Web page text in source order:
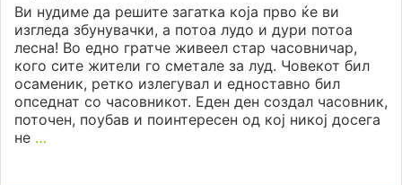
Ви нудиме да решите загатка која прво ќе ви
изгледа збунувачки, а потоа лудо и дури потоа
лесна! Во едно гратче живеел стар часовничар,
кого сите жители го сметале за луд. Човекот бил
осаменик, ретко излегувал и едноставно бил
опседнат со часовникот. Еден ден создал часовник,
поточен, поубав и поинтересен од кој никој досега
не …